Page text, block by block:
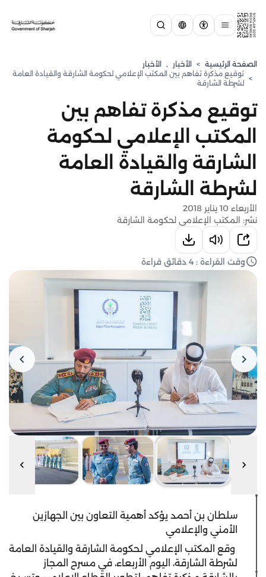
الصفحة الرئيسية > الأخبار , الأخبار
>
توقيع مذكرة تفاهم بين المكتب الإعلامي لحكومة الشارقة والقيادة العامة
لشرطة الشارقة
توقيع مذكرة تفاهم بين
المكتب الإعلامي لحكومة
الشارقة والقيادة العامة
لشرطة الشارقة
الأربعاء 10 يناير 2018
نشر: المكتب الإعلامي لحكومة الشارقة
وقت القراءة : 4 دقائق قراءة
سلطان بن أحمد يؤكد أهمية التعاون بين الجهازين
الأمني والإعلامي
وقع المكتب الإعلامي لحكومة الشارقة والقيادة العامة
لشرطة الشارقة، اليوم الأربعاء، في مسرح المجاز